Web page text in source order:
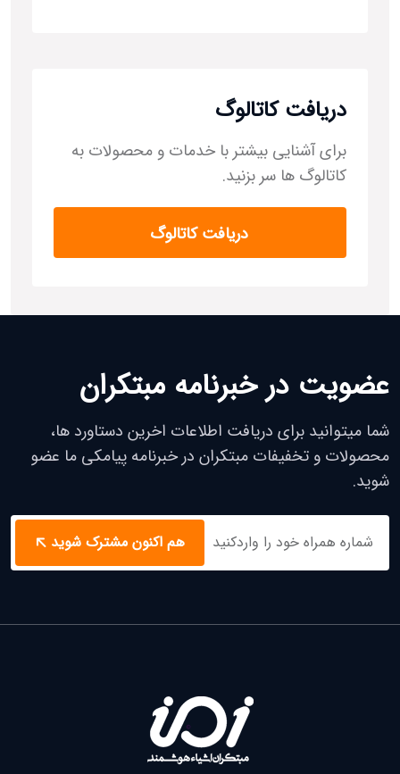
دریافت کاتالوگ
برای آشنایی بیشتر با خدمات و محصولات به
کاتالوگ ها سر بزنید.
دریافت کاتالوگ
عضویت در خبرنامه مبتکران
شما میتوانید برای دریافت اطلاعات اخرین دستاورد ها،
محصولات و تخفیفات مبتکران در خبرنامه پیامکی ما عضو
شوید.
هم اکنون مشترک شوید